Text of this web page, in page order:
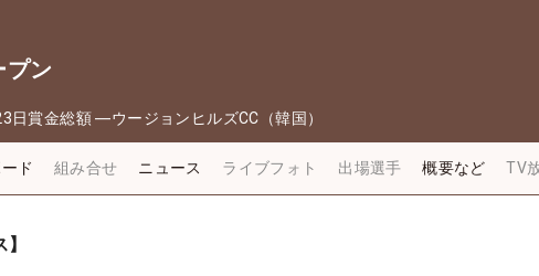
プン
日賞金総額 ―ウージョンヒルズCC（韓国）
ド 組み合せ ニュース ライブフォト 出場選手 概要など TV